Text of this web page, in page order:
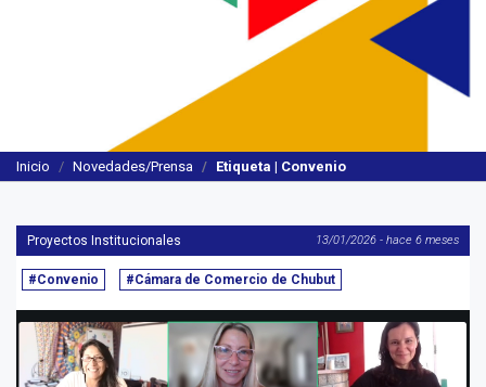
Inicio Novedades/Prensa Etiqueta | Convenio
Proyectos Institucionales 13/01/2026 - hace 6 meses
#Convenio #Cámara de Comercio de Chubut